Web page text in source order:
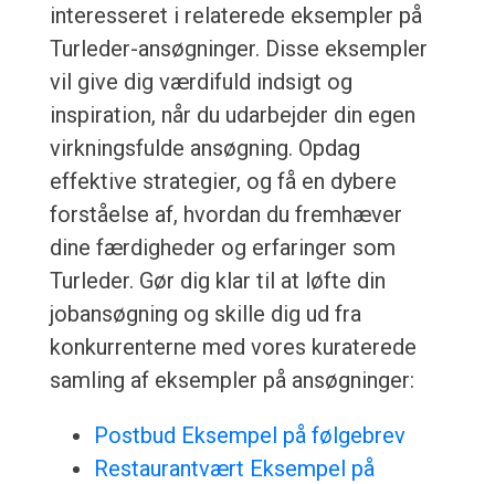
interesseret i relaterede eksempler på
Turleder-ansøgninger. Disse eksempler
vil give dig værdifuld indsigt og
inspiration, når du udarbejder din egen
virkningsfulde ansøgning. Opdag
effektive strategier, og få en dybere
forståelse af, hvordan du fremhæver
dine færdigheder og erfaringer som
Turleder. Gør dig klar til at løfte din
jobansøgning og skille dig ud fra
konkurrenterne med vores kuraterede
samling af eksempler på ansøgninger:
Postbud Eksempel på følgebrev
Restaurantvært Eksempel på